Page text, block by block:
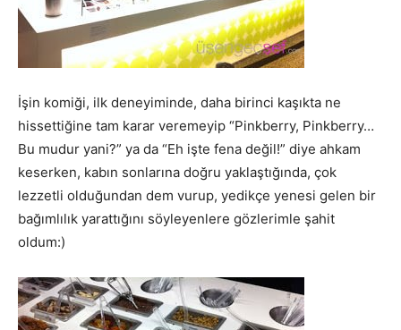
İşin komiği, ilk deneyiminde, daha birinci kaşıkta ne
hissettiğine tam karar veremeyip “Pinkberry, Pinkberry…
Bu mudur yani?” ya da “Eh işte fena değil!” diye ahkam
keserken, kabın sonlarına doğru yaklaştığında, çok
lezzetli olduğundan dem vurup, yedikçe yenesi gelen bir
bağımlılık yarattığını söyleyenlere gözlerimle şahit
oldum:)